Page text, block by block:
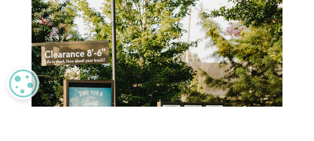
MANAGE PRIVACY